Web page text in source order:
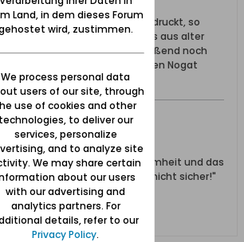
mich auch ungeheuer beeindruckt, so
ein imposantes Zeugnis aus alter
gelegen. Wir haben anschließend noch
an dieser traumhaften Nogat
die menschliche Dummheit und das
bin ich mir aber noch nicht sicher!"
Land, in dem dieses Forum
wird, zustimmen.
We process personal data
users of our site, through
use of cookies and other
technologies, to deliver our
services, personalize
and to analyze site
We may share certain
about our users
with our advertising and
analytics partners. For
details, refer to our
Privacy Policy.